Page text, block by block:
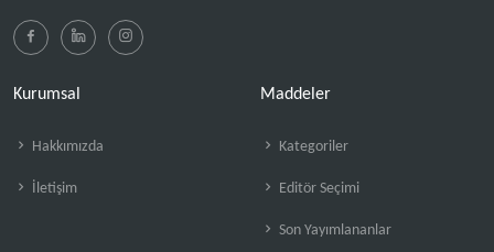
Kurumsal
Hakkımızda
İletişim
Maddeler
Kategoriler
Editör Seçimi
Son Yayımlananlar